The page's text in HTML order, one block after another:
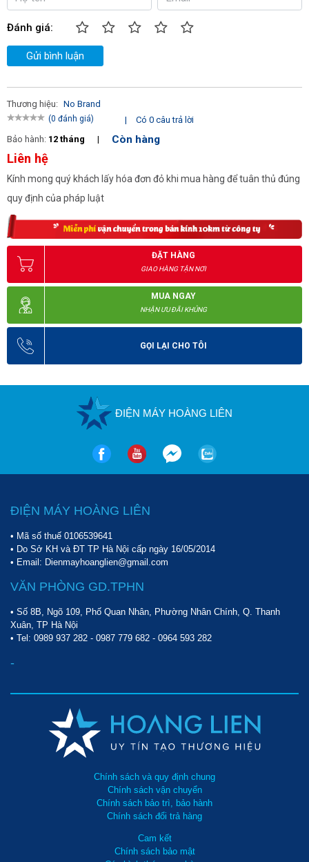
Đánh giá:
Gửi bình luận
Thương hiệu: No Brand
(0 đánh giá) |
Có 0 câu trả lời
Bảo hành: 12 tháng | Còn hàng
Liên hệ
Kính mong quý khách lấy hóa đơn đỏ khi mua hàng để tuân thủ đúng
quy định của pháp luật
ĐẶT HÀNG
GIAO HÀNG TẬN NƠI
MUA NGAY
NHẬN ƯU ĐÃI KHỦNG
GỌI LẠI CHO TÔI
ĐIỆN MÁY HOÀNG LIÊN
ĐIỆN MÁY HOÀNG LIÊN
• Mã số thuế 0106539641
• Do Sở KH và ĐT TP Hà Nội cấp ngày 16/05/2014
• Email: Dienmayhoanglien@gmail.com
VĂN PHÒNG GD.TPHN
• Số 8B, Ngõ 109, Phố Quan Nhân, Phường Nhân Chính, Q. Thanh
Xuân, TP Hà Nội
• Tel: 0989 937 282 - 0987 779 682 - 0964 593 282
-
Chính sách và quy định chung
Chính sách vận chuyển
Chính sách bảo trì, bảo hành
Chính sách đổi trả hàng
Cam kết
Chính sách bảo mật